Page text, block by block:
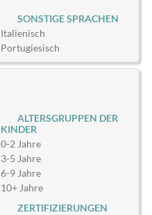
SONSTIGE SPRACHEN
Italienisch
Portugiesisch
ALTERSGRUPPEN DER
KINDER
0-2 Jahre
3-5 Jahre
6-9 Jahre
10+ Jahre
ZERTIFIZIERUNGEN